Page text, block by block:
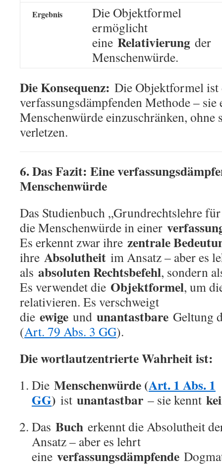
Ergebnis
Die Objektformel
ermöglicht
eine Relativierung der
Menschenwürde.
Die Konsequenz: Die Objektformel
verfassungsdämpfenden Methode –
Menschenwürde einzuschränken, ohne
verletzen.
6. Das Fazit: Eine
Menschenwürde
Das Studienbuch „Grundrechtslehre
die Menschenwürde in einer
Es erkennt zwar ihre zentrale
ihre Absolutheit im Ansatz – aber es
als absoluten Rechtsbefehl, sondern
Es verwendet die Objektformel, um
relativieren. Es verschweigt
die ewige und unantastbare Geltung
(Art. 79 Abs. 3 GG).
Die wortlautzentrierte Wahrheit ist:
Die Menschenwürde (Art. 1 Abs. 1
GG) ist unantastbar – sie kennt
Das Buch erkennt die Absolutheit
Ansatz – aber es lehrt
eine verfassungsdämpfende